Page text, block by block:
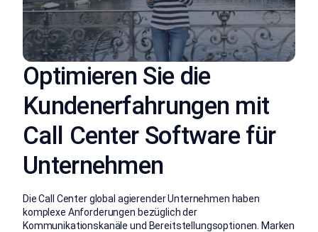
Optimieren Sie die
Kundenerfahrungen mit
Call Center Software für
Unternehmen
Die Call Center global agierender Unternehmen haben
komplexe Anforderungen bezüglich der
Kommunikationskanäle und Bereitstellungsoptionen. Marken